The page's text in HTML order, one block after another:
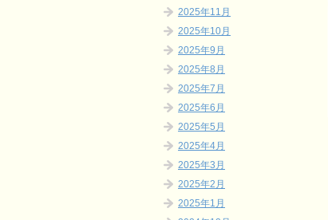
2025年11月
2025年10月
2025年9月
2025年8月
2025年7月
2025年6月
2025年5月
2025年4月
2025年3月
2025年2月
2025年1月